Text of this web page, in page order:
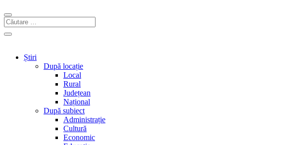
Știri
După locație
Local
Rural
Județean
Național
După subiect
Administrație
Cultură
Economic